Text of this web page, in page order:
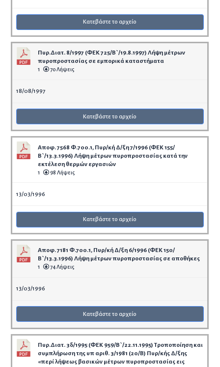
Κατεβάστε το αρχείο
Πυρ.Διατ. 8/1997 (ΦΕΚ 725/Β`/19.8.1997) Λήψη μέτρων
πυροπροστασίας σε εμπορικά καταστήματα
1 70 Λήψεις
18/08/1997
Κατεβάστε το αρχείο
Αποφ. 7568 Φ.700.1, Πυρ/κή Δ/ξη 7/1996 (ΦΕΚ 155/
Β`/13.3.1996) Λήψη μέτρων πυροπροστασίας κατά την
εκτέλεση θερμών εργασιών
1 98 Λήψεις
13/03/1996
Κατεβάστε το αρχείο
Αποφ. 7181 Φ.700.1, Πυρ/κή Δ/ξη 6/1996 (ΦΕΚ 150/
Β`/13.3.1996) Λήψη μέτρων πυροπροστασίας σε αποθήκες
1 74 Λήψεις
13/03/1996
Κατεβάστε το αρχείο
Πυρ.Διατ. 3δ/1995 (ΦΕΚ 959/Β`/22.11.1995) Τροποποίηση και
συμπλήρωση της υπ αριθ. 3/1981 (20/Β) Πυρ/κής Δ/ξης
«περί λήψεως βασικών μέτρων πυροπροστασίας εις